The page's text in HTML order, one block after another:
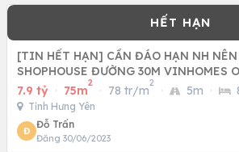
[TIN HẾT HẠN] CẦN ĐÁO HẠN NH NÊN
SHOPHOUSE ĐƯỜNG 30M VINHOMES
HƯNG YÊN
7.9 tỷ · 75m
2
· 78 tr/m
2
· 5m ·
Tỉnh Hưng Yên
Đ
Đỗ Trấn
Đăng 30/06/2023